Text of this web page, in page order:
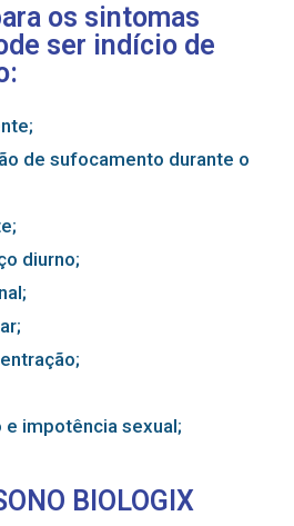
os sintomas
ser indício de
de sufocamento durante o
diurno;
e impotência sexual;
BIOLOGIX